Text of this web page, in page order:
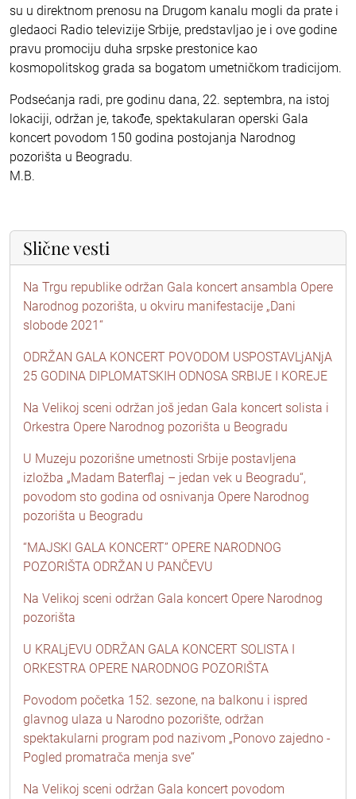
su u direktnom prenosu na Drugom kanalu mogli da prate i
gledaoci Radio televizije Srbije, predstavljao je i ove godine
pravu promociju duha srpske prestonice kao
kosmopolitskog grada sa bogatom umetničkom tradicijom.
Podsećanja radi, pre godinu dana, 22. septembra, na istoj
lokaciji, održan je, takođe, spektakularan operski Gala
koncert povodom 150 godina postojanja Narodnog
pozorišta u Beogradu.
M.B.
Slične vesti
Na Trgu republike održan Gala koncert ansambla Opere
Narodnog pozorišta, u okviru manifestacije „Dani
slobode 2021“
ODRŽAN GALA KONCERT POVODOM USPOSTAVLjANjA
25 GODINA DIPLOMATSKIH ODNOSA SRBIJE I KOREJE
Na Velikoj sceni održan još jedan Gala koncert solista i
Orkestra Opere Narodnog pozorišta u Beogradu
U Muzeju pozorišne umetnosti Srbije postavljena
izložba „Madam Baterflaj – jedan vek u Beogradu“,
povodom sto godina od osnivanja Opere Narodnog
pozorišta u Beogradu
“MAJSKI GALA KONCERT” OPERE NARODNOG
POZORIŠTA ODRŽAN U PANČEVU
Na Velikoj sceni održan Gala koncert Opere Narodnog
pozorišta
U KRALjEVU ODRŽAN GALA KONCERT SOLISTA I
ORKESTRA OPERE NARODNOG POZORIŠTA
Povodom početka 152. sezone, na balkonu i ispred
glavnog ulaza u Narodno pozorište, održan
spektakularni program pod nazivom „Ponovo zajedno -
Pogled promatrača menja sve“
Na Velikoj sceni održan Gala koncert povodom